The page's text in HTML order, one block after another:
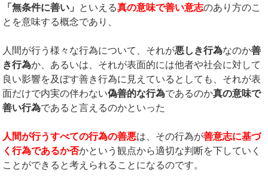
「無条件に善い」 といえる真の意味で善い意志のあり方のこ
とを意味する概念であり、
人間が行う様々な行為について、それが悪しき行為なのか善
き行為か、あるいは、それが表面的には他者や社会に対して
良い影響を及ぼす善き行為に見えているとしても、それが表
面だけで内実の伴わない偽善的な行為であるのか真の意味で
善い行為であると言えるのかといった
人間が行うすべての行為の善悪は、その行為が善意志に基づ
く行為であるか否かという観点から適切な判断を下していく
ことができると考えられることになるのです。